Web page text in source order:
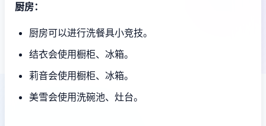
厨房：
厨房可以进行洗餐具小竞技。
结衣会使用橱柜、冰箱。
莉音会使用橱柜、冰箱。
美雪会使用洗碗池、灶台。